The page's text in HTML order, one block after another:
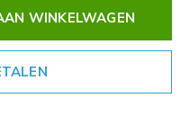
WINKELWAGEN